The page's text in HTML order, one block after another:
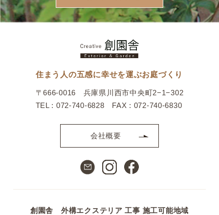
住まう人の五感に幸せを運ぶお庭づくり
〒666-0016 兵庫県川西市中央町2−1−302
TEL : 072-740-6828 FAX : 072-740-6830
会社概要
創園舎 外構エクステリア 工事 施工可能地域